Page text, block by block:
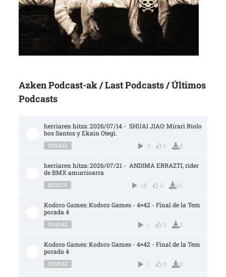
Azken Podcast-ak / Last Podcasts / Últimos
Podcasts
herriaren hitza: 2026/07/14 -  SHUAI JIAO: Mirari Riolo
bos Santos y Ekain Otegi.
00:54:51 2 1 0
herriaren hitza: 2026/07/21 -  ANDIMA ERRAZTI, rider
de BMX amurrioarra
01:00:16 15 2 13
Kodoro Games: Kodoro Games - 4×42 - Final de la Tem
porada 4
01:03:42 1 0 2
Kodoro Games: Kodoro Games - 4×42 - Final de la Tem
porada 4
01:03:42 1 0 0